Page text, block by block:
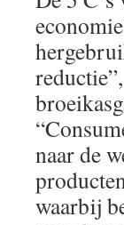
naar de
waarbij